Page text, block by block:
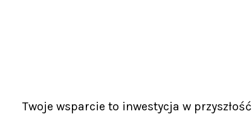
Twoje wsparcie to inwestycja w